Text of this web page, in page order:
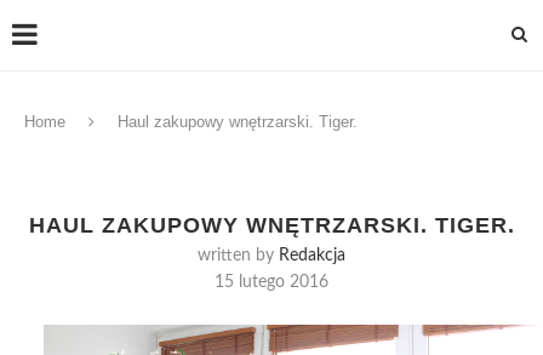
Home Haul zakupowy wnętrzarski. Tiger.
HAUL ZAKUPOWY WNĘTRZARSKI. TIGER.
written by Redakcja
15 lutego 2016